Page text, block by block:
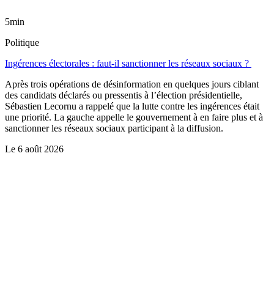
5min
Politique
Ingérences électorales : faut-il sanctionner les réseaux sociaux ?
Après trois opérations de désinformation en quelques jours ciblant
des candidats déclarés ou pressentis à l’élection présidentielle,
Sébastien Lecornu a rappelé que la lutte contre les ingérences était
une priorité. La gauche appelle le gouvernement à en faire plus et à
sanctionner les réseaux sociaux participant à la diffusion.
Le 6 août 2026